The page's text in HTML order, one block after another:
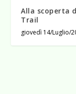
Alla scoperta
Trail
giovedì 14/Luglio/